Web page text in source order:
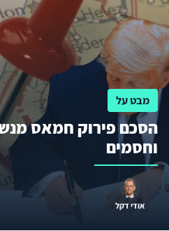
מבט על
הסכם פירוק חמאס
וחסמים
אודי דקל